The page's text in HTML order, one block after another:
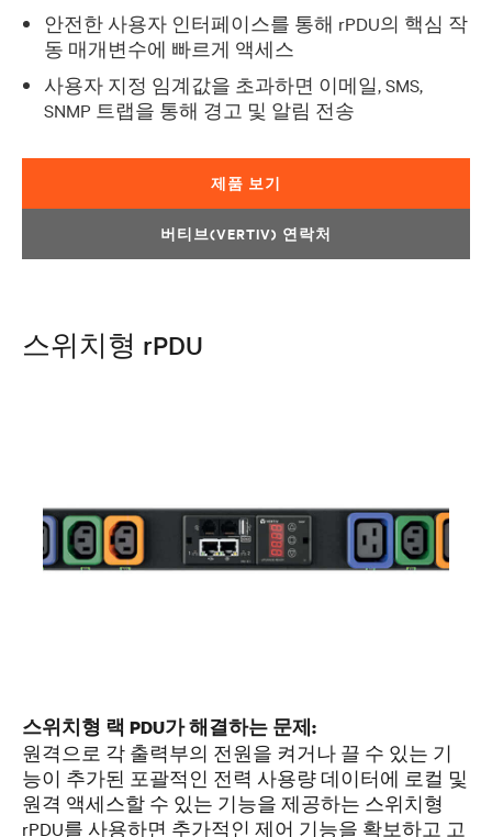
안전한 사용자 인터페이스를 통해 rPDU의 핵심 작
동 매개변수에 빠르게 액세스
사용자 지정 임계값을 초과하면 이메일, SMS,
SNMP 트랩을 통해 경고 및 알림 전송
제품 보기
버티브(VERTIV) 연락처
스위치형 rPDU
스위치형 랙 PDU가 해결하는 문제:
원격으로 각 출력부의 전원을 켜거나 끌 수 있는 기
능이 추가된 포괄적인 전력 사용량 데이터에 로컬 및
원격 액세스할 수 있는 기능을 제공하는 스위치형
rPDU를 사용하면 추가적인 제어 기능을 확보하고 고